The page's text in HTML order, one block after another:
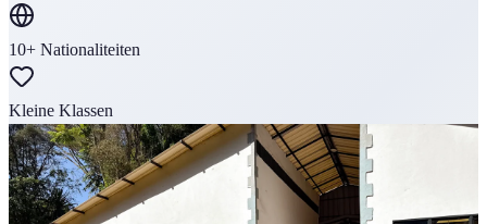
10+ Nationaliteiten
Kleine Klassen